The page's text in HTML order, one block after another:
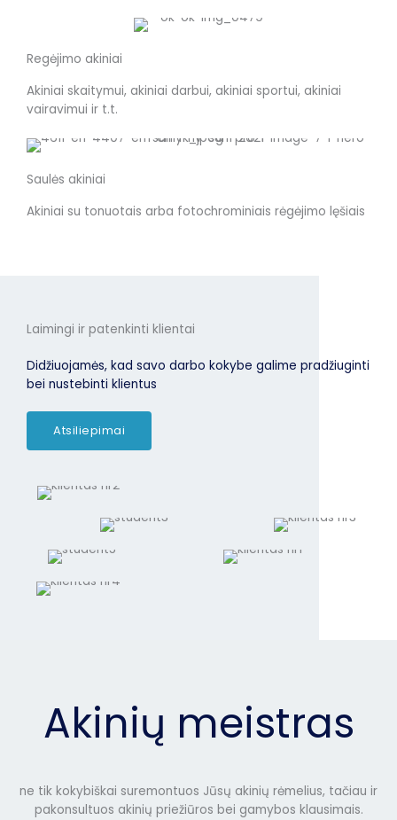
Regėjimo akiniai
Akiniai skaitymui, akiniai darbui, akiniai sportui, akiniai
vairavimui ir t.t.
Saulės akiniai
Akiniai su tonuotais arba fotochrominiais rėgėjimo lęšiais
Laimingi ir patenkinti klientai
Didžiuojamės, kad savo darbo kokybe galime pradžiuginti
bei nustebinti klientus
Atsiliepimai
Akinių meistras
ne tik kokybiškai suremontuos Jūsų akinių rėmelius, tačiau ir
pakonsultuos akinių priežiūros bei gamybos klausimais.